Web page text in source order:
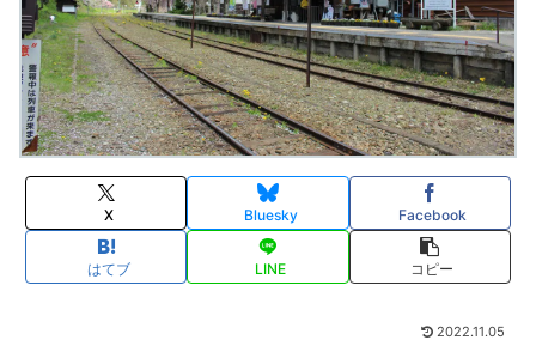
X Bluesky Facebook
はてブ LINE コピー
2022.11.05